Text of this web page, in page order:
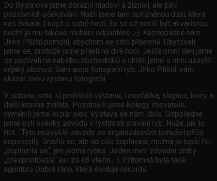
Do Rychnova jsme dorazili hladoví a žízniví, ale plní
pozitivních očekávání. Našli jsme tam spřízněnou duši, která
nás čekala. I když o sobě tvrdí, že se už necítí být akvaristou,
nechť je mu takové rouhání odpuštěno ;-). Každopádně nám
Jirko Plíštil pomohl, abychom se cítili příjemně. Ubytovali
jsme se, protože jsme přijeli na dvě noci. Ještě první den jsme
se podívali na nabídku obchodníků a chtěli jsme s nimi uzavřít
nějaký obchod. Sám autor fotografií ryb, Jirko Plíštil, nám
ukázal svou výstavu fotografií.
V sobotu jsme si prohlédli výstavu, i morčátka, slepice, kozy a
další krásná zvířata. Pozdravili jsme kolegy chovatele,
vyměnili jsme si pár slov. Výstava se nám líbila. Odpoledne
jsme byli svědky závodů v rychlosti plavání ryb. Nuže, jak to
říct… Tyto nezvyklé závody se organizátorům bohužel příliš
nepovedly. Snažili se, ale do cíle doplavala, možná je lepší říci
„doplazila se“, jen jediná rybka. Jeden metr závodní dráhy
„přesprintovala“ asi za 48 vteřin ;-). Přítomná byla také
agentura Dobré ráno, která eviduje rekordy.